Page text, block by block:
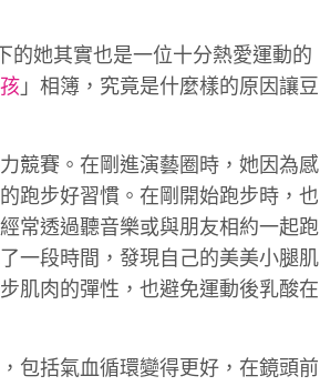
的她其實也是一位十分熱愛運動的
」相簿，究竟是什麼樣的原因讓豆
競賽。在剛進演藝圈時，她因為感
跑步好習慣。在剛開始跑步時，也
常透過聽音樂或與朋友相約一起跑
一段時間，發現自己的美美小腿肌
肌肉的彈性，也避免運動後乳酸在
包括氣血循環變得更好，在鏡頭前